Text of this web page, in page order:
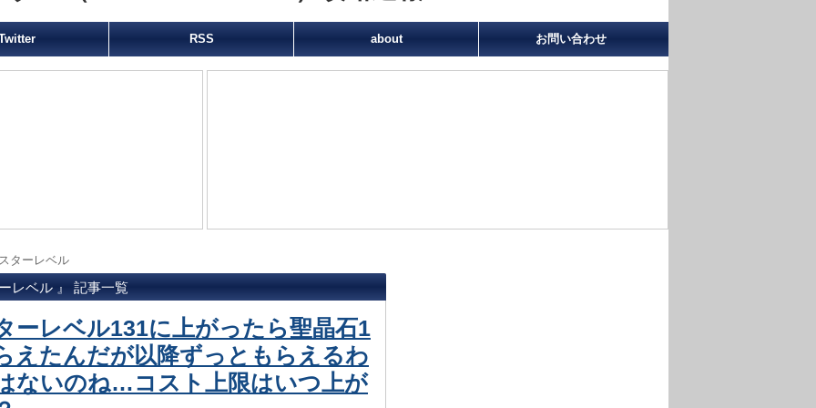
RSS about お問い合わせ
ターレベル
レベル 』 記事一覧
ーレベル131に上がったら聖晶石1
えたんだが以降ずっともらえるわ
ないのね…コスト上限はいつ上が